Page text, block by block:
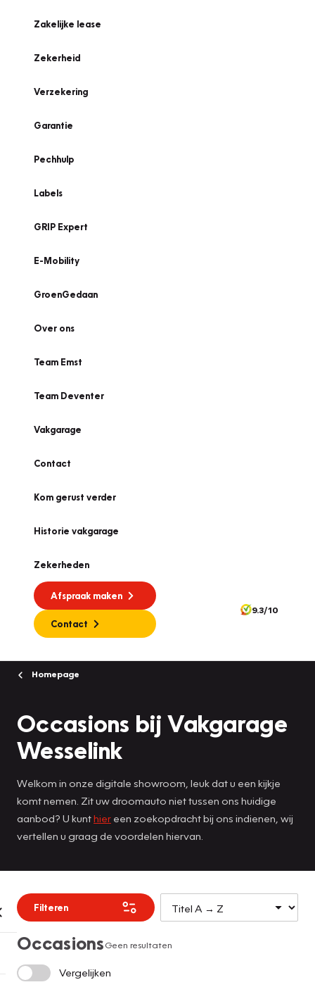
Zakelijke lease
Zekerheid
Verzekering
Garantie
Pechhulp
Labels
GRIP Expert
E-Mobility
GroenGedaan
Over ons
Team Emst
Team Deventer
Vakgarage
Contact
Kom gerust verder
Historie vakgarage
Zekerheden
Afspraak maken
Contact
9.3/10
Homepage
Occasions bij Vakgarage
Wesselink
Welkom in onze digitale showroom, leuk dat u een kijkje
komt nemen. Zit uw droomauto niet tussen ons huidige
aanbod? U kunthier een zoekopdracht bij ons indienen, wij
vertellen u graag de voordelen hiervan.
Filteren
OccasionsGeen resultaten
Vergelijken